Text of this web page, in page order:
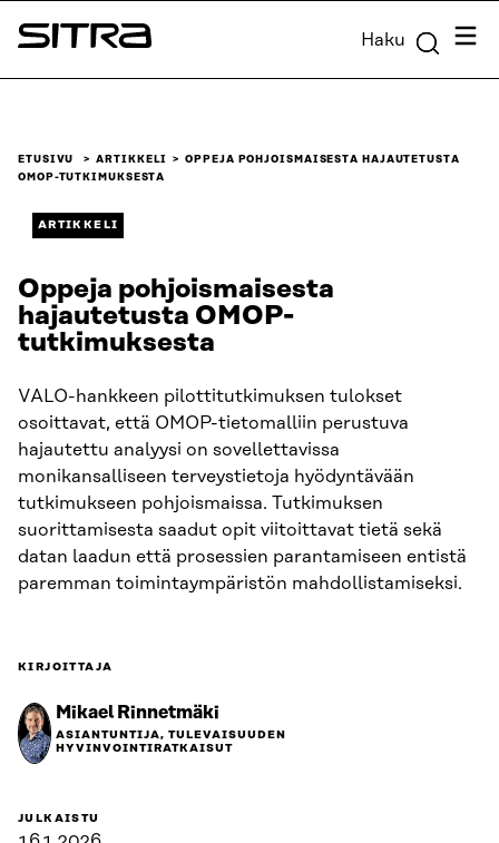
Siirry
suoraan
Sitra Haku
ETUSIVU ARTIKKELI
OPPEJA POHJOISMAISESTA HAJAUTETUSTA
OMOP-TUTKIMUKSESTA
ARTIKKELI
Oppeja pohjoismaisesta
hajautetusta OMOP-
tutkimuksesta
VALO-hankkeen pilottitutkimuksen tulokset
osoittavat, että OMOP-tietomalliin perustuva
hajautettu analyysi on sovellettavissa
monikansalliseen terveystietoja hyödyntävään
tutkimukseen pohjoismaissa. Tutkimuksen
suorittamisesta saadut opit viitoittavat tietä sekä
datan laadun että prosessien parantamiseen entistä
paremman toimintaympäristön mahdollistamiseksi.
KIRJOITTAJA
Mikael Rinnetmäki
ASIANTUNTIJA, TULEVAISUUDEN
HYVINVOINTIRATKAISUT
JULKAISTU